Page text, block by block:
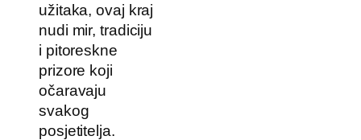
užitaka, ovaj kraj
nudi mir, tradiciju
i pitoreskne
prizore koji
očaravaju
svakog
posjetitelja.